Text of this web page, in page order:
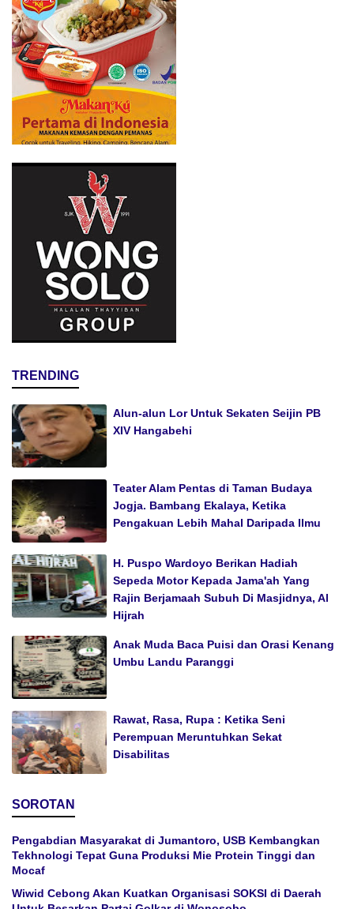
TRENDING
Alun-alun Lor Untuk Sekaten Seijin PB
XIV Hangabehi
Teater Alam Pentas di Taman Budaya
Jogja. Bambang Ekalaya, Ketika
Pengakuan Lebih Mahal Daripada Ilmu
H. Puspo Wardoyo Berikan Hadiah
Sepeda Motor Kepada Jama'ah Yang
Rajin Berjamaah Subuh Di Masjidnya, Al
Hijrah
Anak Muda Baca Puisi dan Orasi Kenang
Umbu Landu Paranggi
Rawat, Rasa, Rupa : Ketika Seni
Perempuan Meruntuhkan Sekat
Disabilitas
SOROTAN
Pengabdian Masyarakat di Jumantoro, USB Kembangkan
Tekhnologi Tepat Guna Produksi Mie Protein Tinggi dan
Mocaf
Wiwid Cebong Akan Kuatkan Organisasi SOKSI di Daerah